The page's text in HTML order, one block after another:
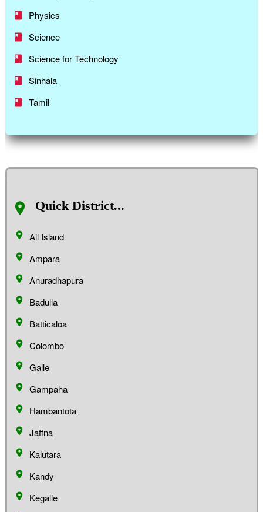
Physics
Science
Science for Technology
Sinhala
Tamil
Quick District...
All Island
Ampara
Anuradhapura
Badulla
Batticaloa
Colombo
Galle
Gampaha
Hambantota
Jaffna
Kalutara
Kandy
Kegalle